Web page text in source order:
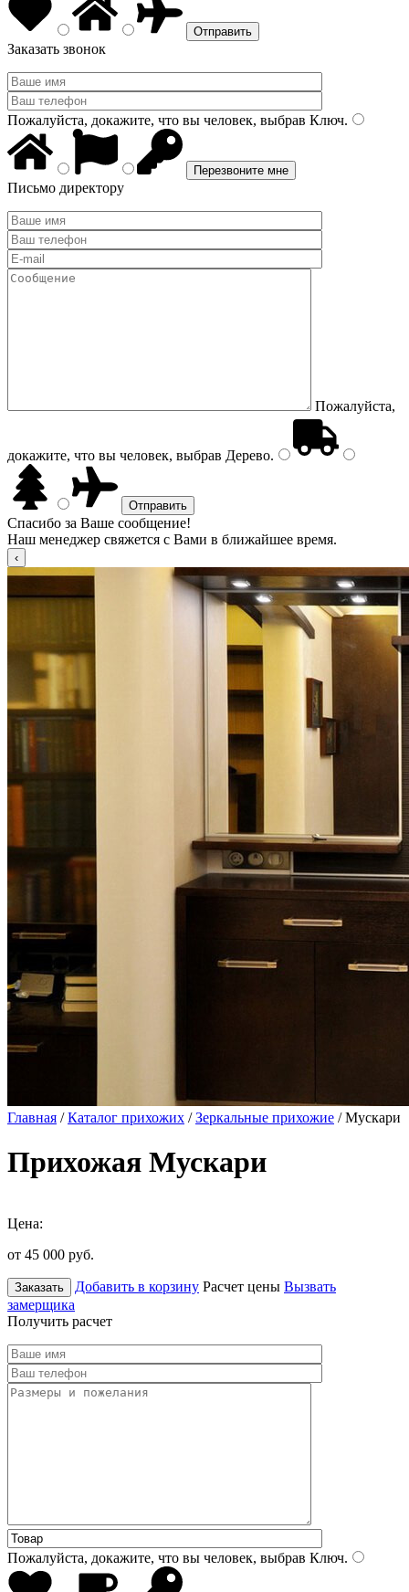
Заказать звонок
Пожалуйста, докажите, что вы человек, выбрав Ключ.
Письмо директору
Пожалуйста,
докажите, что вы человек, выбрав Дерево.
Спасибо за Ваше сообщение!
Наш менеджер свяжется с Вами в ближайшее время.
Главная /Каталог прихожих /Зеркальные прихожие / Мускари
Прихожая Мускари
Цена:
от 45 000 руб.
Заказать Добавить в корзину Расчет цены Вызвать
замерщика
Получить расчет
Пожалуйста, докажите, что вы человек, выбрав Ключ.